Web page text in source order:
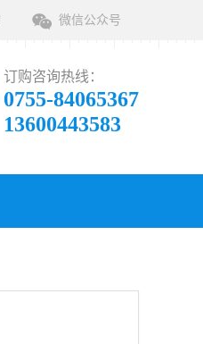
微信公众号
订购咨询热线：
0755-84065367
13600443583